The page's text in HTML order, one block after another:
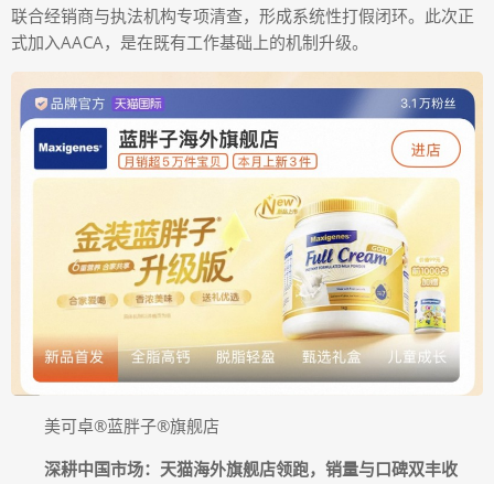
联合经销商与执法机构专项清查，形成系统性打假闭环。此次正
式加入AACA，是在既有工作基础上的机制升级。
美可卓®蓝胖子®旗舰店
深耕中国市场：天猫海外旗舰店领跑，销量与口碑双丰收